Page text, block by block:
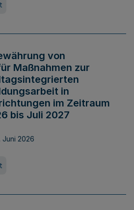
von
Maßnahmen zur
in
im Zeitraum
bis Juli 2027
Juni 2026